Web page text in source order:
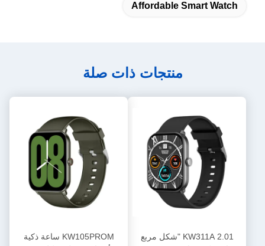
Affordable Smart Watch
منتجات ذات صلة
KW311A 2.01 "شكل مربع
KW105PROM ساعة ذكية